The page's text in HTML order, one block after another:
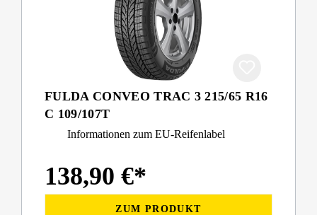
FULDA CONVEO TRAC 3 215/65 R16
C 109/107T
Informationen zum EU-Reifenlabel
138,90 €*
ZUM PRODUKT